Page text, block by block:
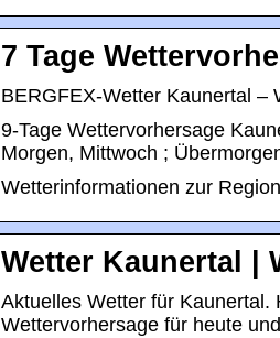
7 Tage
BERGFEX-Wetter Kaunertal –
9-Tage Wettervorhersage
Morgen, Mittwoch ;
Wetterinformationen zur
Wetter Kaunertal |
Aktuelles Wetter für Kaunertal.
Wettervorhersage für heute